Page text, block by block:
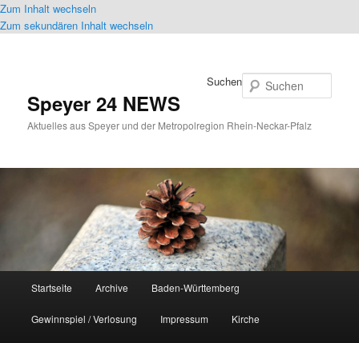
Zum Inhalt wechseln
Zum sekundären Inhalt wechseln
Speyer 24 NEWS
Aktuelles aus Speyer und der Metropolregion Rhein-Neckar-Pfalz
Suchen
Startseite Archive Baden-Württemberg
Gewinnspiel / Verlosung Impressum Kirche